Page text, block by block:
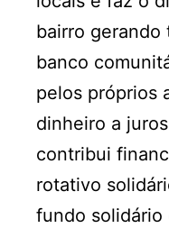
bairro gerando
banco
pelos próprios
dinheiro a
contribui
rotativo
fundo solidário